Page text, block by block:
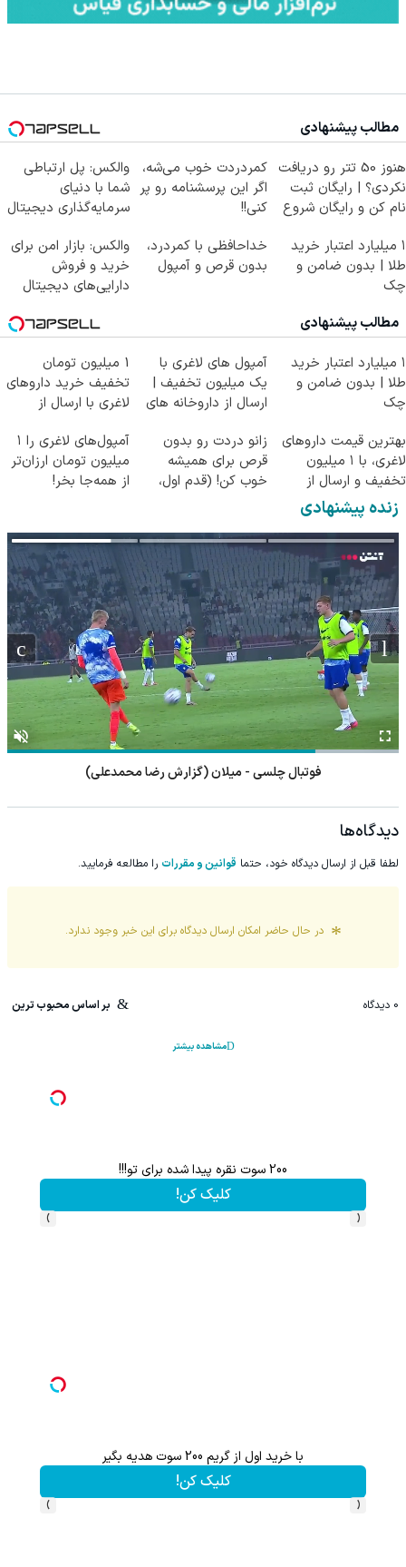
مطالب پیشنهادی
هنوز 50 تتر رو دریافت
نکردی؟ | رایگان ثبت
نام کن و رایگان شروع
کمردردت خوب می‌شه،
اگر این پرسشنامه رو پر
کنی!!
والکس: پل ارتباطی
شما با دنیای
سرمایه‌گذاری دیجیتال
۱ میلیارد اعتبار خرید
طلا | بدون ضامن و
چک
خداحافظی با کمردرد،
بدون قرص و آمپول
والکس: بازار امن برای
خرید و فروش
دارایی‌های دیجیتال
مطالب پیشنهادی
۱ میلیارد اعتبار خرید
طلا | بدون ضامن و
چک
آمپول های لاغری با
یک میلیون تخفیف |
ارسال از داروخانه های
1 میلیون تومان
تخفیف خرید داروهای
لاغری با ارسال از
بهترین قیمت داروهای
لاغری، با ۱ میلیون
تخفیف و ارسال از
داروخانه‌
زانو دردت رو بدون
قرص برای همیشه
خوب کن! (قدم اول،
آمپول‌های لاغری را ۱
میلیون تومان ارزان‌تر
از همه‌جا بخر!
زنده پیشنهادی
فوتبال چلسی - میلان (گزارش رضا محمدعلی)
دیدگاه‌ها
لطفا قبل از ارسال دیدگاه خود، حتما قوانین و مقررات را مطالعه فرمایید.
در حال حاضر امکان ارسال دیدگاه برای این خبر وجود ندارد.
0 دیدگاه بر اساس محبوب ترین
مشاهده بیشتر
200 سوت نقره پیدا شده برای تو!!!
کلیک کن!
‹
›
با خرید اول از گریم 200 سوت هدیه بگیر
کلیک کن!
‹
›